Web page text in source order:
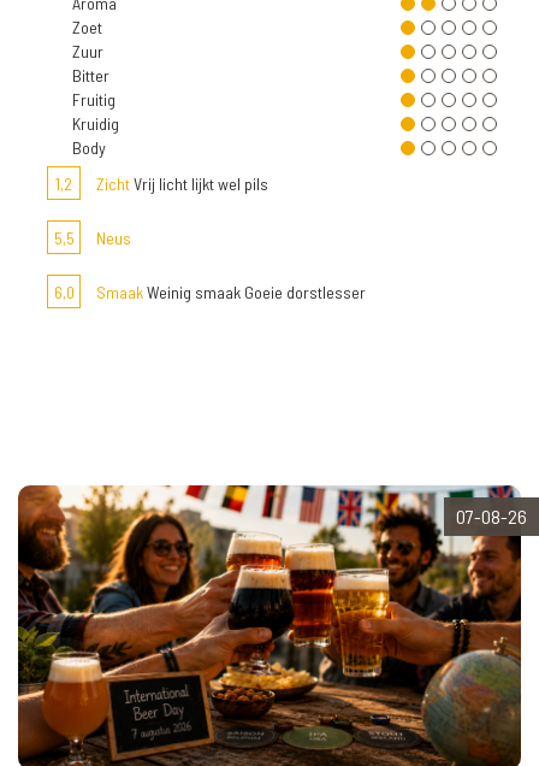
Zoet
Zuur
Bitter
Fruitig
Kruidig
Body
1,2
ZichtVrij licht lijkt wel pils
5,5 Neus
6,0 SmaakWeinig smaak Goeie dorstlesser
07-08-26